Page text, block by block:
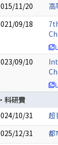
11/20
高
09/18
09/10
科研費
10/31
超
12/31
都